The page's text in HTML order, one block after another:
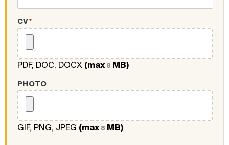
CV*
PDF, DOC, DOCX (max 8 MB)
PHOTO
GIF, PNG, JPEG (max 8 MB)